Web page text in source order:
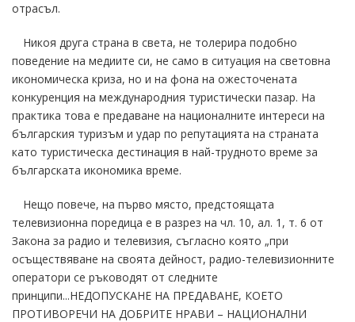
отрасъл.
Никоя друга страна в света, не толерира подобно
поведение на медиите си, не само в ситуация на световна
икономическа криза, но и на фона на ожесточената
конкуренция на международния туристически пазар. На
практика това е предаване на националните интереси на
българския туризъм и удар по репутацията на страната
като туристическа дестинация в най-трудното време за
българската икономика време.
Нещо повече, на първо място, предстоящата
телевизионна поредица е в разрез на чл. 10, ал. 1, т. 6 от
Закона за радио и телевизия, съгласно която „при
осъществяване на своята дейност, радио-телевизионните
оператори се ръководят от следните
принципи...НЕДОПУСКАНЕ НА ПРЕДАВАНЕ, КОЕТО
ПРОТИВОРЕЧИ НА ДОБРИТЕ НРАВИ – НАЦИОНАЛНИ